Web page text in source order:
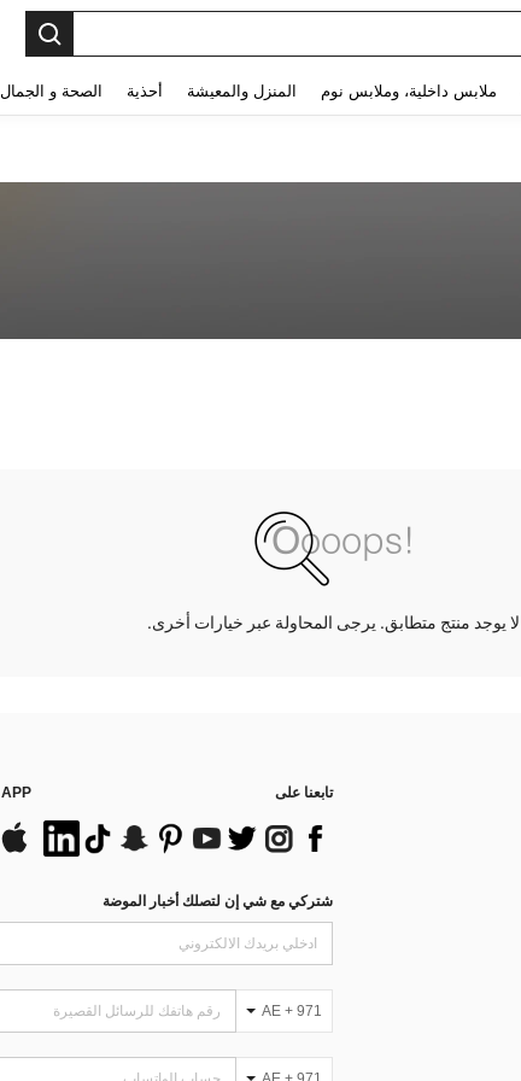
ملابس داخلية، وملابس نوم المنزل والمعيشة أحذية الصحة و الجمال
لا يوجد منتج متطابق. يرجى المحاولة عبر خيارات أخرى.
تابعنا على APP
شتركي مع شي إن لتصلك أخبار الموضة
AE + 971